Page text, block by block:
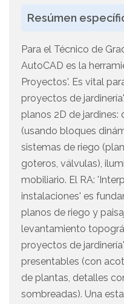
Resúmen
Para el Técnico de
AutoCAD es la
Proyectos'. Es vital
proyectos de
planos 2D de
(usando bloques
sistemas de riego
goteros, válvulas),
mobiliario. El RA:
instalaciones' es
planos de riego y
levantamiento
proyectos de
presentables (con
de plantas, detalles
sombreadas). Una